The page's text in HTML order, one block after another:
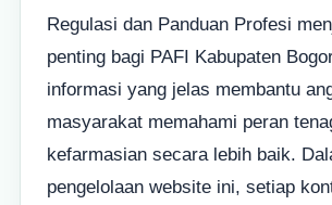
Regulasi dan Panduan Profesi
penting bagi PAFI Kabupaten
informasi yang jelas membantu
masyarakat memahami peran
kefarmasian secara lebih baik.
pengelolaan website ini, setiap